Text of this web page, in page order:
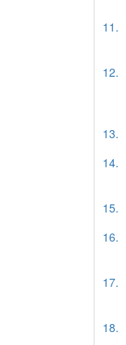
11.
12.
13.
14.
15.
16.
17.
18.